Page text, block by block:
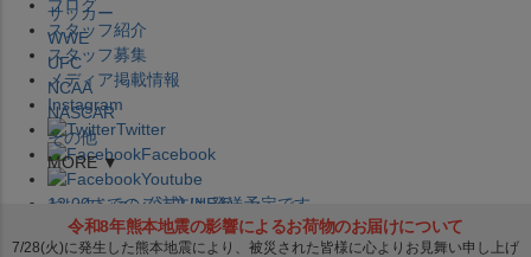
ブログ
スタッフ紹介
スタッフ募集
メディア掲載情報
Instagram
Twitter
Facebook
Youtube
セレクション公式LINE@
サッカー
WWE
UFC
NCAA
NASCAR
その他
MORE ▼
12:00までのご注文は発送予定です。
在庫品は 1-3営業日内で発送!! ※お取寄せ商品は対象外